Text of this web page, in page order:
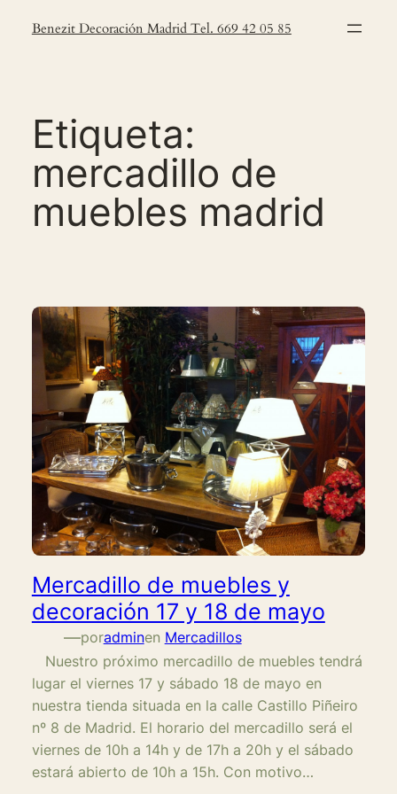
Benezit Decoración Madrid Tel. 669 42 05 85
Etiqueta:
mercadillo de
muebles madrid
Mercadillo de muebles y
decoración 17 y 18 de mayo
—poradminen Mercadillos
Nuestro próximo mercadillo de muebles tendrá
lugar el viernes 17 y sábado 18 de mayo en
nuestra tienda situada en la calle Castillo Piñeiro
nº 8 de Madrid. El horario del mercadillo será el
viernes de 10h a 14h y de 17h a 20h y el sábado
estará abierto de 10h a 15h. Con motivo…